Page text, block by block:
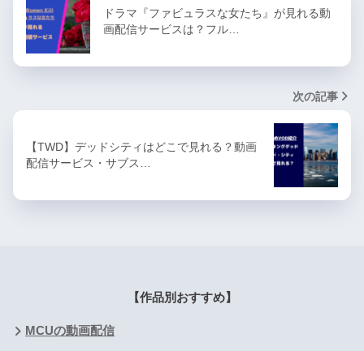
ドラマ『ファビュラスな女たち』が見れる動
画配信サービスは？フル…
次の記事
【TWD】デッドシティはどこで見れる？動画
配信サービス・サブス…
【作品別おすすめ】
MCUの動画配信